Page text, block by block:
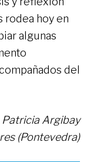
rodea hoy en
algunas
del
Patricia Argibay
(Pontevedra)